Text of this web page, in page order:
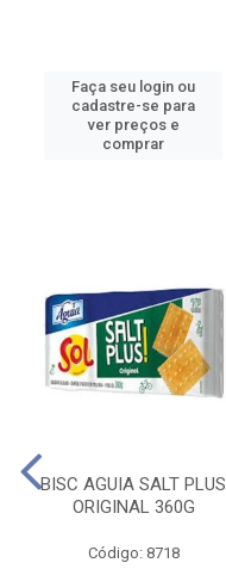
Faça seu login ou
cadastre-se para
ver preços e
comprar
BISC AGUIA SALT PLUS
ORIGINAL 360G
Código: 8718